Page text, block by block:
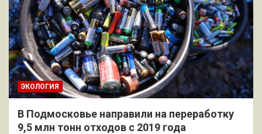
ЭКОЛОГИЯ
В Подмосковье направили на переработку
9,5 млн тонн отходов с 2019 года